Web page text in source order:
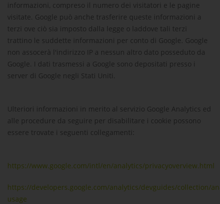
informazioni, compreso il numero dei visitatori e le pagine
visitate. Google può anche trasferire queste informazioni a
terzi ove ciò sia imposto dalla legge o laddove tali terzi
trattino le suddette informazioni per conto di Google. Google
non assocerà l'indirizzo IP a nessun altro dato posseduto da
Google. I dati trasmessi a Google sono depositati presso i
server di Google negli Stati Uniti.
Ulteriori informazioni in merito al servizio Google Analytics ed
alle procedure da seguire per disabilitare i cookie possono
essere trovate i seguenti collegamenti:
https://www.google.com/intl/en/analytics/privacyoverview.html
https://developers.google.com/analytics/devguides/collection/
usage